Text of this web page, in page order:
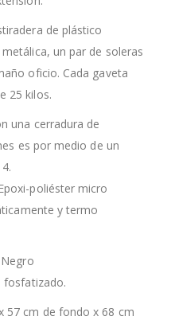
de plástico
un par de soleras
oficio. Cada gaveta
25 kilos.
una cerradura de
es por medio de un
poliéster micro
y termo
fosfatizado.
57 cm de fondo x 68 cm